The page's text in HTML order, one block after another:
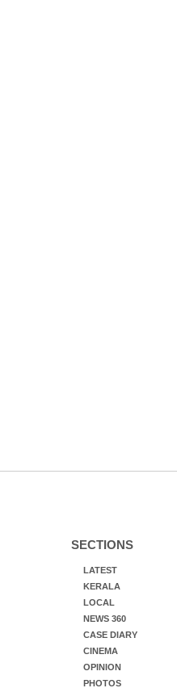
SECTIONS
LATEST
KERALA
LOCAL
NEWS 360
CASE DIARY
CINEMA
OPINION
PHOTOS